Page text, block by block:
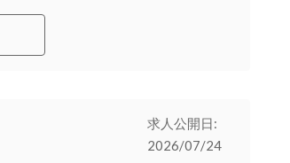
求人公開日:
2026/07/24